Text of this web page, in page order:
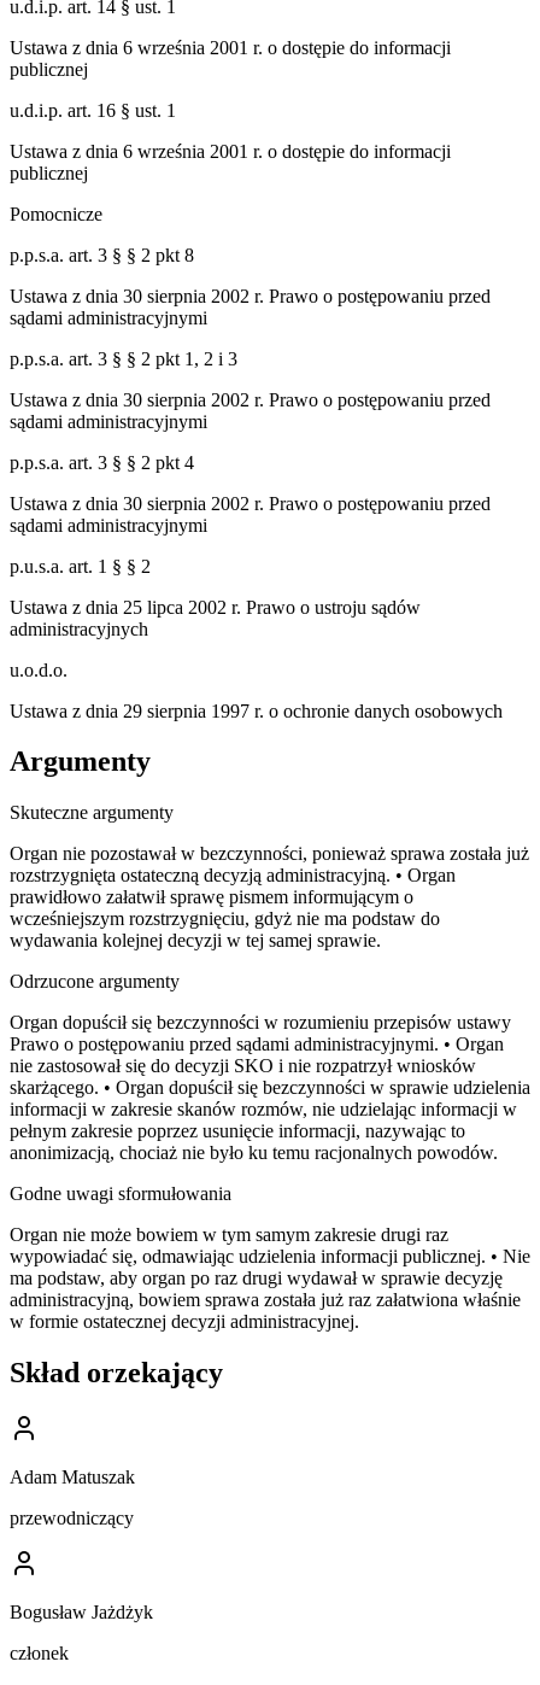
u.d.i.p. art. 14 § ust. 1
Ustawa z dnia 6 września 2001 r. o dostępie do informacji
publicznej
u.d.i.p. art. 16 § ust. 1
Ustawa z dnia 6 września 2001 r. o dostępie do informacji
publicznej
Pomocnicze
p.p.s.a. art. 3 § § 2 pkt 8
Ustawa z dnia 30 sierpnia 2002 r. Prawo o postępowaniu przed
sądami administracyjnymi
p.p.s.a. art. 3 § § 2 pkt 1, 2 i 3
Ustawa z dnia 30 sierpnia 2002 r. Prawo o postępowaniu przed
sądami administracyjnymi
p.p.s.a. art. 3 § § 2 pkt 4
Ustawa z dnia 30 sierpnia 2002 r. Prawo o postępowaniu przed
sądami administracyjnymi
p.u.s.a. art. 1 § § 2
Ustawa z dnia 25 lipca 2002 r. Prawo o ustroju sądów
administracyjnych
u.o.d.o.
Ustawa z dnia 29 sierpnia 1997 r. o ochronie danych osobowych
Argumenty
Skuteczne argumenty
Organ nie pozostawał w bezczynności, ponieważ sprawa została już
rozstrzygnięta ostateczną decyzją administracyjną. • Organ
prawidłowo załatwił sprawę pismem informującym o
wcześniejszym rozstrzygnięciu, gdyż nie ma podstaw do
wydawania kolejnej decyzji w tej samej sprawie.
Odrzucone argumenty
Organ dopuścił się bezczynności w rozumieniu przepisów ustawy
Prawo o postępowaniu przed sądami administracyjnymi. • Organ
nie zastosował się do decyzji SKO i nie rozpatrzył wniosków
skarżącego. • Organ dopuścił się bezczynności w sprawie udzielenia
informacji w zakresie skanów rozmów, nie udzielając informacji w
pełnym zakresie poprzez usunięcie informacji, nazywając to
anonimizacją, chociaż nie było ku temu racjonalnych powodów.
Godne uwagi sformułowania
Organ nie może bowiem w tym samym zakresie drugi raz
wypowiadać się, odmawiając udzielenia informacji publicznej. • Nie
ma podstaw, aby organ po raz drugi wydawał w sprawie decyzję
administracyjną, bowiem sprawa została już raz załatwiona właśnie
w formie ostatecznej decyzji administracyjnej.
Skład orzekający
Adam Matuszak
przewodniczący
Bogusław Jażdżyk
członek